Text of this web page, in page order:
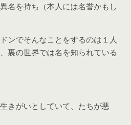
名を持ち（本人には名誉かもし
ンでそんなことをするのは１人
裏の世界では名を知られている
きがいとしていて、たちが悪